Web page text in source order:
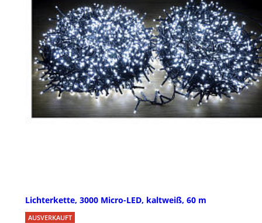
Lichterkette, 3000 Micro-LED, kaltweiß, 60 m
AUSVERKAUFT